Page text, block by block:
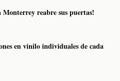
Monterrey reabre sus puertas!
en vinilo individuales de cada